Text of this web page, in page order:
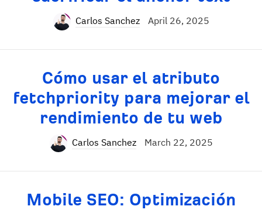
Carlos Sanchez April 26, 2025
Cómo usar el atributo
fetchpriority para mejorar el
rendimiento de tu web
Carlos Sanchez March 22, 2025
Mobile SEO: Optimización